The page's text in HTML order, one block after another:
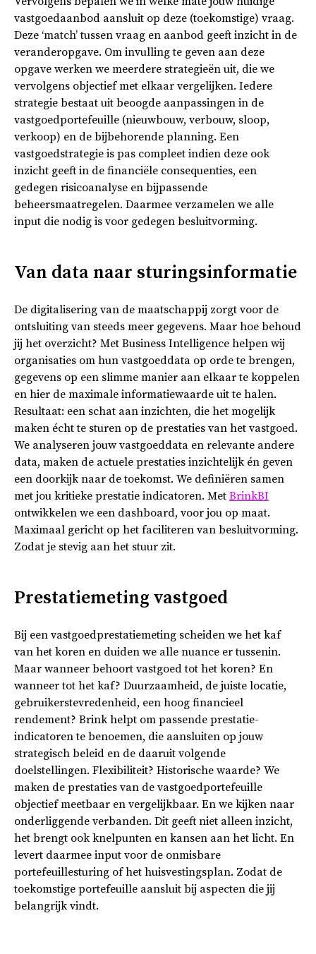
vastgoedaanbod aansluit op deze (toekomstige) vraag.
Deze ‘match’ tussen vraag en aanbod geeft inzicht in de
veranderopgave. Om invulling te geven aan deze
opgave werken we meerdere strategieën uit, die we
vervolgens objectief met elkaar vergelijken. Iedere
strategie bestaat uit beoogde aanpassingen in de
vastgoedportefeuille (nieuwbouw, verbouw, sloop,
verkoop) en de bijbehorende planning. Een
vastgoedstrategie is pas compleet indien deze ook
inzicht geeft in de financiële consequenties, een
gedegen risicoanalyse en bijpassende
beheersmaatregelen. Daarmee verzamelen we alle
input die nodig is voor gedegen besluitvorming.
Van data naar sturingsinformatie
De digitalisering van de maatschappij zorgt voor de
ontsluiting van steeds meer gegevens. Maar hoe behoud
jij het overzicht? Met Business Intelligence helpen wij
organisaties om hun vastgoeddata op orde te brengen,
gegevens op een slimme manier aan elkaar te koppelen
en hier de maximale informatiewaarde uit te halen.
Resultaat: een schat aan inzichten, die het mogelijk
maken écht te sturen op de prestaties van het vastgoed.
We analyseren jouw vastgoeddata en relevante andere
data, maken de actuele prestaties inzichtelijk én geven
een doorkijk naar de toekomst. We definiëren samen
met jou kritieke prestatie indicatoren. Met BrinkBI
ontwikkelen we een dashboard, voor jou op maat.
Maximaal gericht op het faciliteren van besluitvorming.
Zodat je stevig aan het stuur zit.
Prestatiemeting vastgoed
Bij een vastgoedprestatiemeting scheiden we het kaf
van het koren en duiden we alle nuance er tussenin.
Maar wanneer behoort vastgoed tot het koren? En
wanneer tot het kaf? Duurzaamheid, de juiste locatie,
gebruikerstevredenheid, een hoog financieel
rendement? Brink helpt om passende prestatie-
indicatoren te benoemen, die aansluiten op jouw
strategisch beleid en de daaruit volgende
doelstellingen. Flexibiliteit? Historische waarde? We
maken de prestaties van de vastgoedportefeuille
objectief meetbaar en vergelijkbaar. En we kijken naar
onderliggende verbanden. Dit geeft niet alleen inzicht,
het brengt ook knelpunten en kansen aan het licht. En
levert daarmee input voor de onmisbare
portefeuillesturing of het huisvestingsplan. Zodat de
toekomstige portefeuille aansluit bij aspecten die jij
belangrijk vindt.